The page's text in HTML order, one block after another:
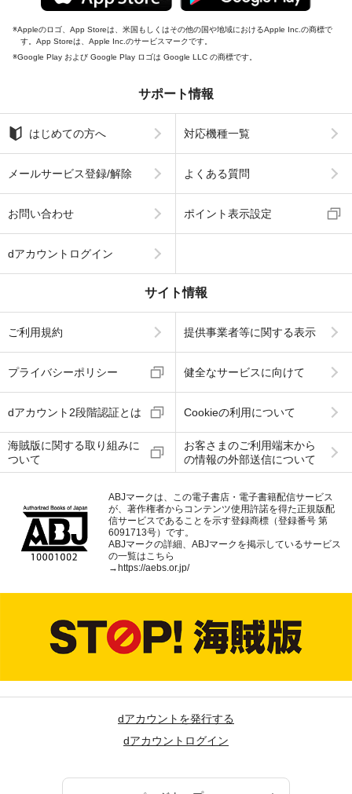
Appleのロゴ、App Storeは、米国もしくはその他の国や地域におけるApple Inc.の商標で
す。App Storeは、Apple Inc.のサービスマークです。
Google Play および Google Play ロゴは Google LLC の商標です。
サポート情報
はじめての方へ 対応機種一覧
メールサービス登録/解除 よくある質問
お問い合わせ ポイント表示設定
dアカウントログイン
サイト情報
ご利用規約 提供事業者等に関する表示
プライバシーポリシー 健全なサービスに向けて
dアカウント2段階認証とは Cookieの利用について
海賊版に関する取り組みに
ついて
お客さまのご利用端末から
の情報の外部送信について
ABJマークは、この電子書店・電子書籍配信サービス
が、著作権者からコンテンツ使用許諾を得た正規版配
信サービスであることを示す登録商標（登録番号 第
6091713号）です。
ABJマークの詳細、ABJマークを掲示しているサービス
の一覧はこちら
→ https://aebs.or.jp/
dアカウントを発行する
dアカウントログイン